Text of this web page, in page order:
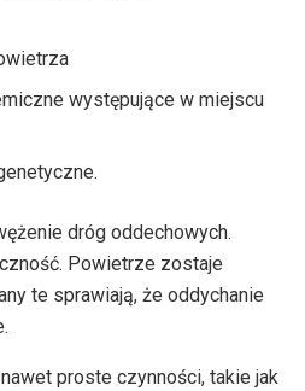
występujące w miejscu
dróg oddechowych.
Powietrze zostaje
te sprawiają, że oddychanie
proste czynności, takie jak